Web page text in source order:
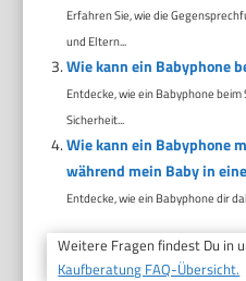
Erfahren Sie, wie die
und Eltern...
Wie kann ein Babyphone
Entdecke, wie ein Babyphone
Sicherheit...
Wie kann ein Babyphone
während mein Baby in
Entdecke, wie ein Babyphone dir
Weitere Fragen findest Du in
Kaufberatung FAQ-Übersicht.